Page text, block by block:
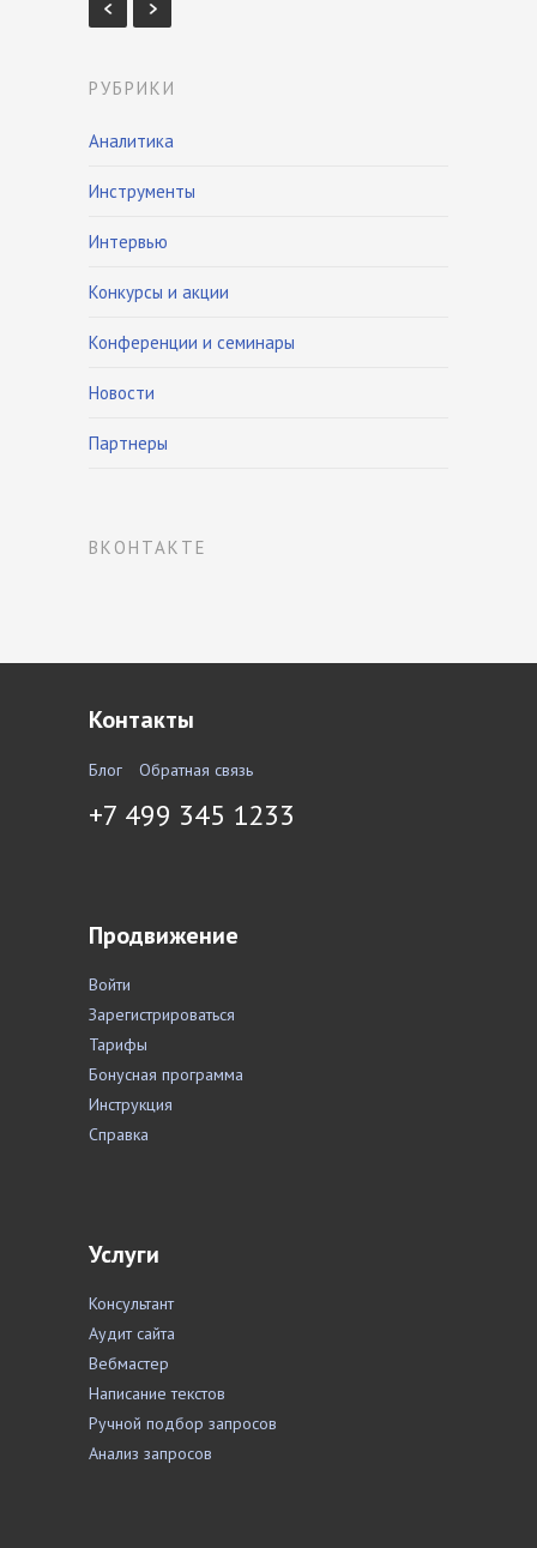
РУБРИКИ
Аналитика
Инструменты
Интервью
Конкурсы и акции
Конференции и семинары
Новости
Партнеры
ВКОНТАКТЕ
Контакты
Блог Обратная связь
+7 499 345 1233
Продвижение
Войти
Зарегистрироваться
Тарифы
Бонусная программа
Инструкция
Справка
Услуги
Консультант
Аудит сайта
Вебмастер
Написание текстов
Ручной подбор запросов
Анализ запросов